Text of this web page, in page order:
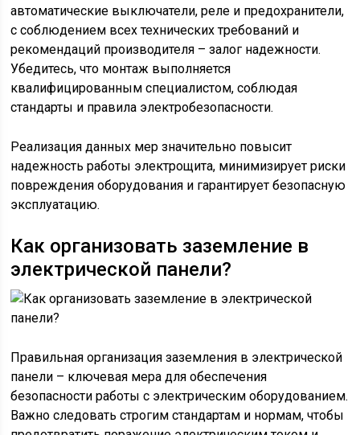
автоматические выключатели, реле и предохранители,
с соблюдением всех технических требований и
рекомендаций производителя – залог надежности.
Убедитесь, что монтаж выполняется
квалифицированным специалистом, соблюдая
стандарты и правила электробезопасности.
Реализация данных мер значительно повысит
надежность работы электрощита, минимизирует риски
повреждения оборудования и гарантирует безопасную
эксплуатацию.
Как организовать заземление в
электрической панели?
Правильная организация заземления в электрической
панели – ключевая мера для обеспечения
безопасности работы с электрическим оборудованием.
Важно следовать строгим стандартам и нормам, чтобы